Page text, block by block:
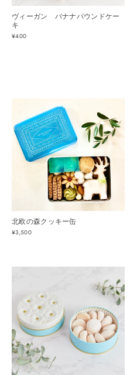
ヴィーガン バナナパウンドケー
キ
¥400
北欧の森クッキー缶
¥3,500